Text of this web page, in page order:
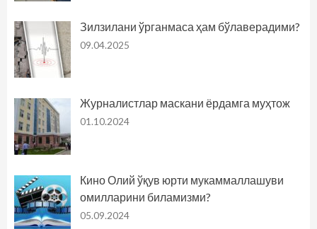
Зилзилани ўрганмаса ҳам бўлаверадими?
09.04.2025
Журналистлар маскани ёрдамга муҳтож
01.10.2024
Кино Олий ўқув юрти мукаммаллашуви
омилларини биламизми?
05.09.2024